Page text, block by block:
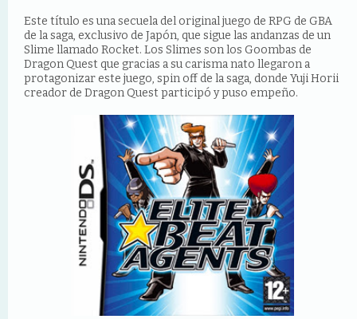
Este título es una secuela del original juego de RPG de GBA
de la saga, exclusivo de Japón, que sigue las andanzas de un
Slime llamado Rocket. Los Slimes son los Goombas de
Dragon Quest que gracias a su carisma nato llegaron a
protagonizar este juego, spin off de la saga, donde Yuji Horii
creador de Dragon Quest participó y puso empeño.